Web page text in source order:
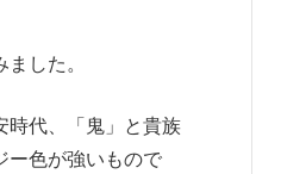
した。
時代、「鬼」と貴族
ー色が強いもので